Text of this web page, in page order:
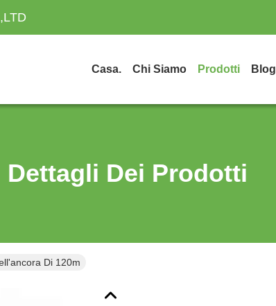
Casa. Chi Siamo Prodotti Blog
Dettagli Dei Prodotti
Di 120m